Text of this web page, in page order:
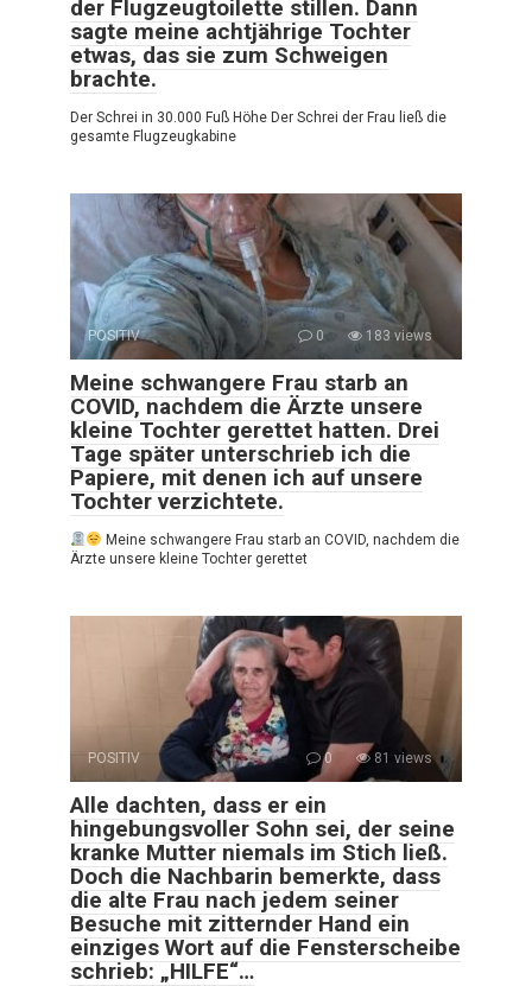
der Flugzeugtoilette stillen. Dann
sagte meine achtjährige Tochter
etwas, das sie zum Schweigen
brachte.
Der Schrei in 30.000 Fuß Höhe Der Schrei der Frau ließ die
gesamte Flugzeugkabine
POSITIV 0 183 views
Meine schwangere Frau starb an
COVID, nachdem die Ärzte unsere
kleine Tochter gerettet hatten. Drei
Tage später unterschrieb ich die
Papiere, mit denen ich auf unsere
Tochter verzichtete.
Meine schwangere Frau starb an COVID, nachdem die
Ärzte unsere kleine Tochter gerettet
POSITIV 0 81 views
Alle dachten, dass er ein
hingebungsvoller Sohn sei, der seine
kranke Mutter niemals im Stich ließ.
Doch die Nachbarin bemerkte, dass
die alte Frau nach jedem seiner
Besuche mit zitternder Hand ein
einziges Wort auf die Fensterscheibe
schrieb: „HILFE“…